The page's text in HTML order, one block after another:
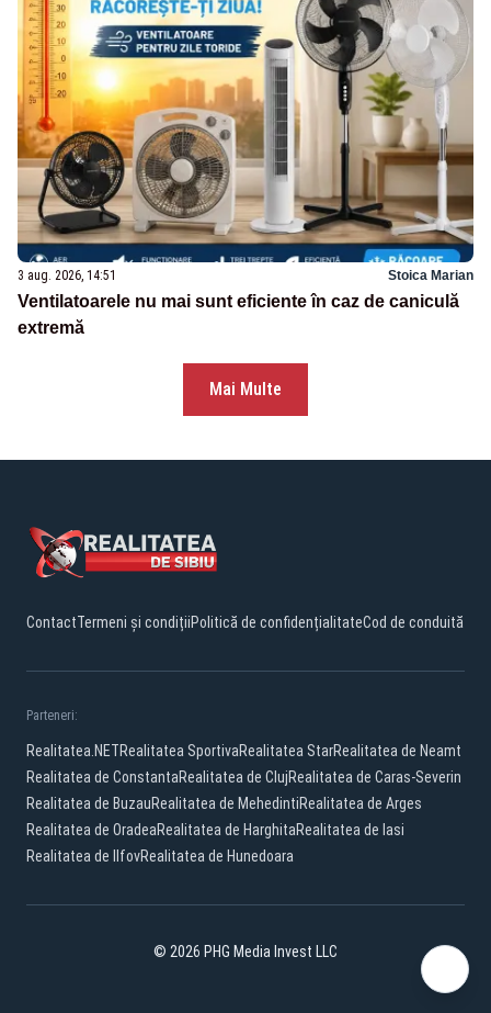
3 aug. 2026, 14:51 Stoica Marian
Ventilatoarele nu mai sunt eficiente în caz de caniculă
extremă
Mai Multe
ContactTermeni și condițiiPolitică de confidențialitateCod de conduită
Parteneri:
Realitatea.NETRealitatea SportivaRealitatea StarRealitatea de Neamt
Realitatea de ConstantaRealitatea de ClujRealitatea de Caras-Severin
Realitatea de BuzauRealitatea de MehedintiRealitatea de Arges
Realitatea de OradeaRealitatea de HarghitaRealitatea de Iasi
Realitatea de IlfovRealitatea de Hunedoara
© 2026 PHG Media Invest LLC